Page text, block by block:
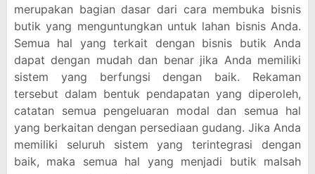
merupakan bagian dasar dari cara membuka bisnis
butik yang menguntungkan untuk lahan bisnis Anda.
Semua hal yang terkait dengan bisnis butik Anda
dapat dengan mudah dan benar jika Anda memiliki
sistem yang berfungsi dengan baik. Rekaman
tersebut dalam bentuk pendapatan yang diperoleh,
catatan semua pengeluaran modal dan semua hal
yang berkaitan dengan persediaan gudang. Jika Anda
memiliki seluruh sistem yang terintegrasi dengan
baik, maka semua hal yang menjadi butik malsah